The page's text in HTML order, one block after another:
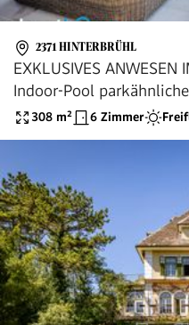
2371 HINTERBRÜHL
EXKLUSIVES ANWESEN
Indoor-Pool
308 m² 6 Zimmer